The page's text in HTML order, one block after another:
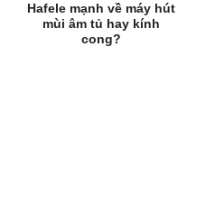
Hafele mạnh về máy hút
mùi âm tủ hay kính
cong?